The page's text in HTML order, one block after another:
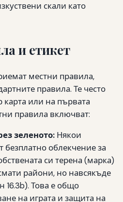
скали като
и етикет
местни правила,
правила. Те често
карта или на първата
правила включват:
зеленото:Някои
безплатно облекчение за
си терена (марка)
райони, но навсякъде
16.3b). Това е общо
на играта и защита на